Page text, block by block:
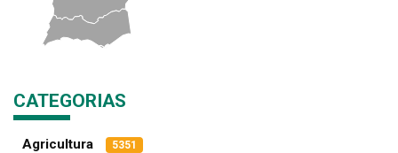
CATEGORIAS
Agricultura 5351